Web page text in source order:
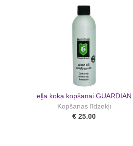
eļļa koka kopšanai GUARDIAN
Kopšanas līdzekļi
€ 25.00